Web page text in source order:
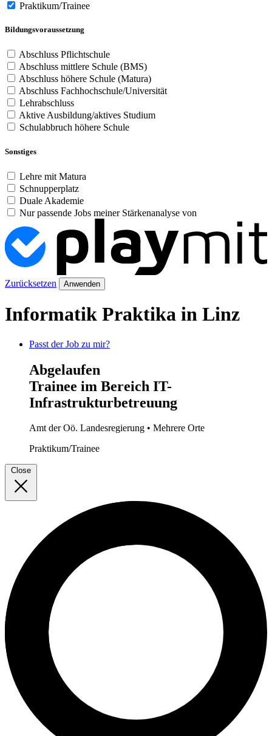
Praktikum/Trainee
Bildungsvoraussetzung
Abschluss Pflichtschule
Abschluss mittlere Schule (BMS)
Abschluss höhere Schule (Matura)
Abschluss Fachhochschule/Universität
Lehrabschluss
Aktive Ausbildung/aktives Studium
Schulabbruch höhere Schule
Sonstiges
Lehre mit Matura
Schnupperplatz
Duale Akademie
Nur passende Jobs meiner Stärkenanalyse von
Zurücksetzen Anwenden
Informatik Praktika in Linz
Passt der Job zu mir?
Abgelaufen
Trainee im Bereich IT-
Infrastrukturbetreuung
Amt der Oö. Landesregierung • Mehrere Orte
Praktikum/Trainee
Close